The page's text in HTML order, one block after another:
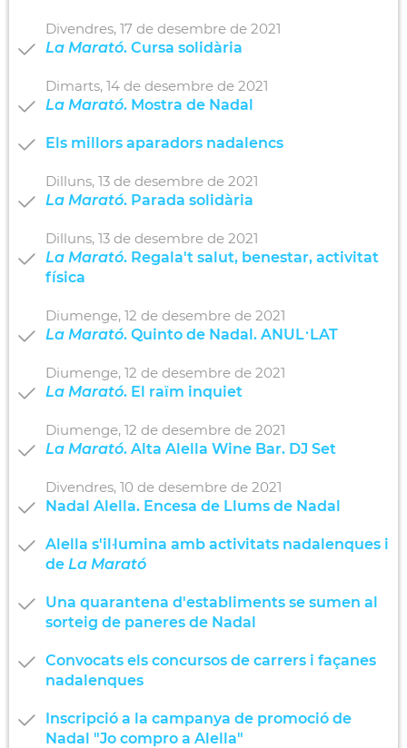
Divendres, 17 de desembre de 2021
La Marató. Cursa solidària
Dimarts, 14 de desembre de 2021
La Marató. Mostra de Nadal
Els millors aparadors nadalencs
Dilluns, 13 de desembre de 2021
La Marató. Parada solidària
Dilluns, 13 de desembre de 2021
La Marató. Regala't salut, benestar, activitat
física
Diumenge, 12 de desembre de 2021
La Marató. Quinto de Nadal. ANUL·LAT
Diumenge, 12 de desembre de 2021
La Marató. El raïm inquiet
Diumenge, 12 de desembre de 2021
La Marató. Alta Alella Wine Bar. DJ Set
Divendres, 10 de desembre de 2021
Nadal Alella. Encesa de Llums de Nadal
Alella s'il·lumina amb activitats nadalenques i
de La Marató
Una quarantena d'establiments se sumen al
sorteig de paneres de Nadal
Convocats els concursos de carrers i façanes
nadalenques
Inscripció a la campanya de promoció de
Nadal "Jo compro a Alella"